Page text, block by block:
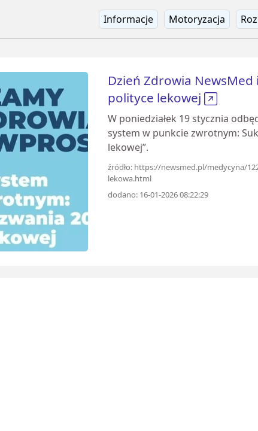
Informacje Motoryzacja
Dzień Zdrowia
polityce lekowej
W poniedziałek 19 stycznia
system w punkcie zwrotnym:
lekowej”.
źródło: https://newsmed.pl/medycyna/
lekowa.html
dodano: 16-01-2026 08:22:29